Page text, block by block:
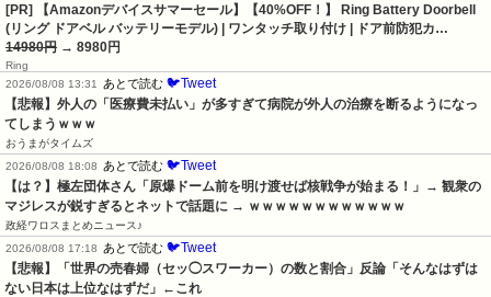
[PR] 【Amazonデバイスサマーセール】【40%OFF！】 Ring Battery Doorbell
(リング ドアベル バッテリーモデル) | ワンタッチ取り付け | ドア前防犯カ…
14980円 → 8980円
Ring
2026/08/08 13:31
あとで読む 🐦Tweet
【悲報】外人の「医療費未払い」が多すぎて病院が外人の治療を断るようになっ
てしまうｗｗｗ
おうまがタイムズ
2026/08/08 18:08
あとで読む 🐦Tweet
【は？】極左団体さん「原爆ドーム前を明け渡せば核戦争が始まる！」→ 観衆の
マジレスが鋭すぎるとネットで話題に → ｗｗｗｗｗｗｗｗｗｗｗｗ
政経ワロスまとめニュース♪
2026/08/08 17:18
あとで読む 🐦Tweet
【悲報】「世界の売春婦（セッ◯スワーカー）の数と割合」反論「そんなはずは
ない日本は上位なはずだ」←これ